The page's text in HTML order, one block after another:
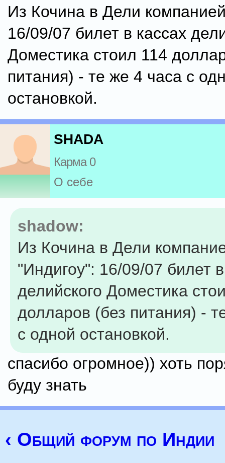
Из Кочина в Дели
16/09/07 билет в кассах
Доместика стоил 114
питания) - те же 4 часа с
остановкой.
SHADA
Карма 0
О себе
shadow:
Из Кочина в Дели
"Индигоу": 16/09/07 билет
делийского Доместика
долларов (без питания) -
с одной остановкой.
спасибо огромное)) хоть
буду знать
‹ Общий форум по Индии